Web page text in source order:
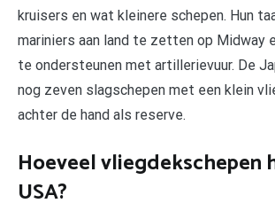
kruisers en wat kleinere schepen. Hun
mariniers aan land te zetten op Midway
te ondersteunen met artillerievuur. De
nog zeven slagschepen met een klein
achter de hand als reserve.
Hoeveel vliegdekschepen
USA?